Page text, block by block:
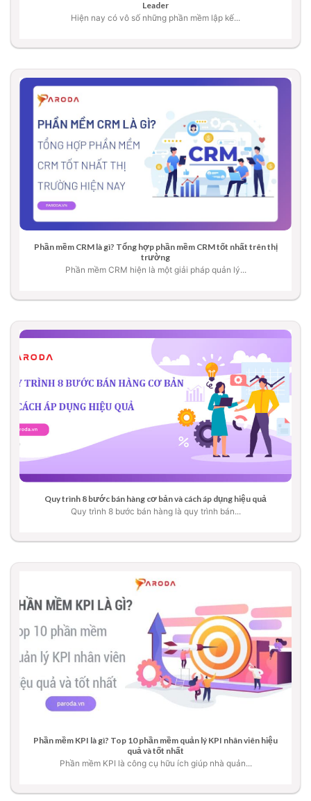
Leader
Hiện nay có vô số những phần mềm lập kế...
Phần mềm CRM là gì? Tổng hợp phần mềm CRM tốt nhất trên thị
trường
Phần mềm CRM hiện là một giải pháp quản lý...
Quy trình 8 bước bán hàng cơ bản và cách áp dụng hiệu quả
Quy trình 8 bước bán hàng là quy trình bán...
Phần mềm KPI là gì? Top 10 phần mềm quản lý KPI nhân viên hiệu
quả và tốt nhất
Phần mềm KPI là công cụ hữu ích giúp nhà quản...